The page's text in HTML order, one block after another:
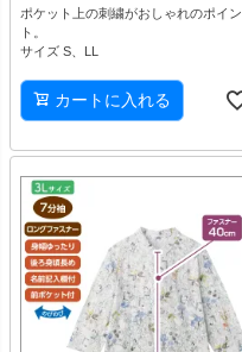
ポケット上の刺繍がおしゃれのポイン
ト。
サイズ S、LL
カートに入れる